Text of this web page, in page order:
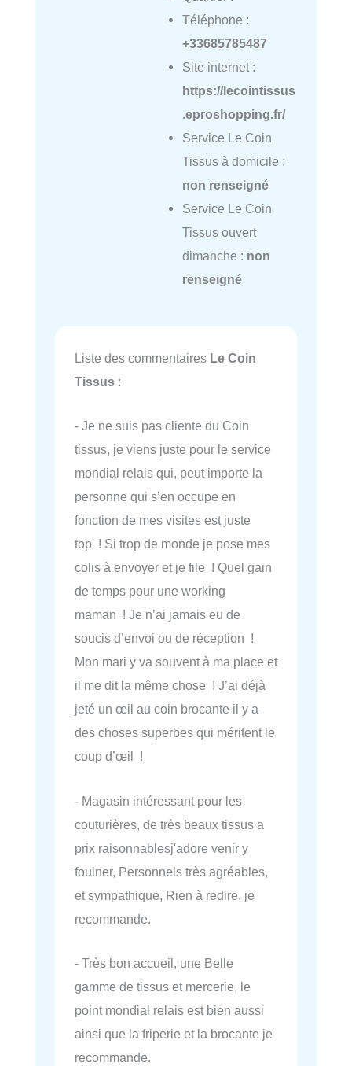
Téléphone :
+33685785487
Site internet :
https://lecointissus
.eproshopping.fr/
Service Le Coin
Tissus à domicile :
non renseigné
Service Le Coin
Tissus ouvert
dimanche : non
renseigné
Liste des commentaires Le Coin
Tissus :
- Je ne suis pas cliente du Coin
tissus, je viens juste pour le service
mondial relais qui, peut importe la
personne qui s’en occupe en
fonction de mes visites est juste
top ! Si trop de monde je pose mes
colis à envoyer et je file ! Quel gain
de temps pour une working
maman ! Je n’ai jamais eu de
soucis d’envoi ou de réception !
Mon mari y va souvent à ma place et
il me dit la même chose ! J’ai déjà
jeté un œil au coin brocante il y a
des choses superbes qui méritent le
coup d’œil !
- Magasin intéressant pour les
couturières, de très beaux tissus a
prix raisonnablesj'adore venir y
fouiner, Personnels très agréables,
et sympathique, Rien à redire, je
recommande.
- Très bon accueil, une Belle
gamme de tissus et mercerie, le
point mondial relais est bien aussi
ainsi que la friperie et la brocante je
recommande.